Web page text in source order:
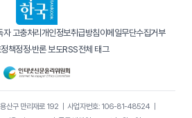
자 고충처리 개인정보취급방침이메일무단수집거부
책정정·반론 보도RSS전체 태그
산구 만리재로 192｜ 사업자번호: 106-81-48524｜